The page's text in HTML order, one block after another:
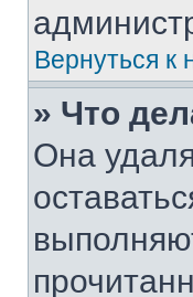
Вернуться к
» Что
Она